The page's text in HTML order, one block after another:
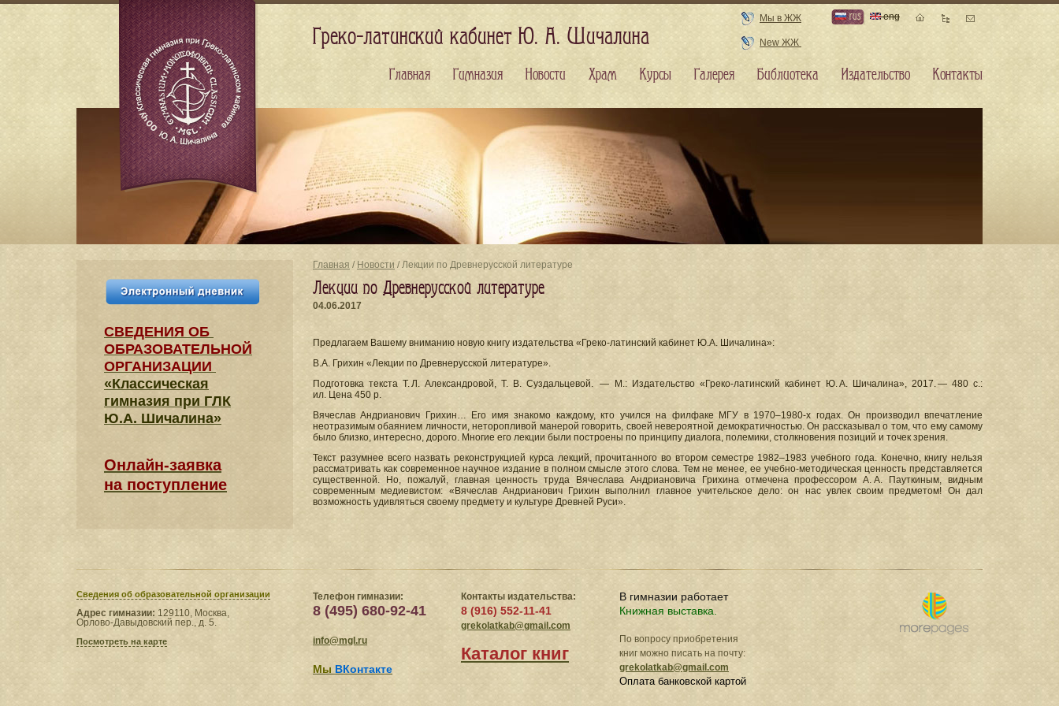
Главная / Новости / Лекции по Древнерусской литературе
Лекции по Древнерусской литературе
04.06.2017
Предлагаем Вашему вниманию новую книгу издательства «Греко-латинский кабинет Ю.А. Шичалина»:
В.А. Грихин «Лекции по Древнерусской литературе».
Подготовка текста Т. Л. Александровой, Т. В. Суздальцевой. — М.: Издательство «Греко-латинский кабинет Ю. А. Шичалина», 2017. — 480 с.:
ил. Цена 450 р.
Вячеслав Андрианович Грихин… Его имя знакомо каждому, кто учился на филфаке МГУ в 1970–1980-х годах. Он производил впечатление
неотразимым обаянием личности, неторопливой манерой говорить, своей невероятной демократичностью. Он рассказывал о том, что ему самому
было близко, интересно, дорого. Многие его лекции были построены по принципу диалога, полемики, столкновения позиций и точек зрения.
Текст разумнее всего назвать реконструкцией курса лекций, прочитанного во втором семестре 1982–1983 учебного года. Конечно, книгу нельзя
рассматривать как современное научное издание в полном смысле этого слова. Тем не менее, ее учебно-методическая ценность представляется
существенной. Но, пожалуй, главная ценность труда Вячеслава Андриановича Грихина отмечена профессором А. А. Пауткиным, видным
современным медиевистом: «Вячеслав Андрианович Грихин выполнил главное учительское дело: он нас увлек своим предметом! Он дал
возможность удивляться своему предмету и культуре Древней Руси».
СВЕДЕНИЯ​ ОБ
ОБРАЗОВАТЕЛЬНОЙ
ОРГАНИЗАЦИИ
«Классическая
гимназия при ГЛК
Ю.А. Шичалина»
Онлайн-заявка
на поступление
Сведения​ об образовательной организации
Адрес гимназии: 129110, Москва,
Орлово-Давыдовский пер., д. 5.
Посмотреть на карте
Телефон гимназии:
8 (495) 680-92-41
info@mgl.ru
Мы ВКонтакте
Контакты издательства:
8 (916) 552-11-41
grekolatkab@gmail.com
Каталог книг
В гимназии работает
Книжная выставка.
По вопросу приобретения
книг можно писать на почту:
grekolatkab@gmail.com
Оплата банковской картой
Греко-латинский кабинет Ю. А. Шичалина
Мы в ЖЖ
New ЖЖ
rus eng
Главная Гимназия Новости Храм Курсы Галерея Библиотека Издательство Контакты